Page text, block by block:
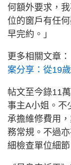
何額外要求，
位的窗戶有任
早完約。」
更多相關文章：
案分享：從19
帖文至今錄11
事主A小姐。不
承擔維修費用
務常規。不過
細檢查單位細